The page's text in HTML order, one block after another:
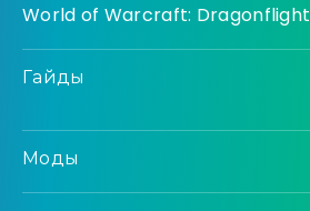
World of Warcraft: Dragonflight
Гайды
Моды